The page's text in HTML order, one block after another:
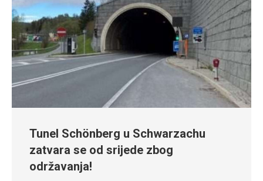
Tunel Schönberg u Schwarzachu
zatvara se od srijede zbog
održavanja!